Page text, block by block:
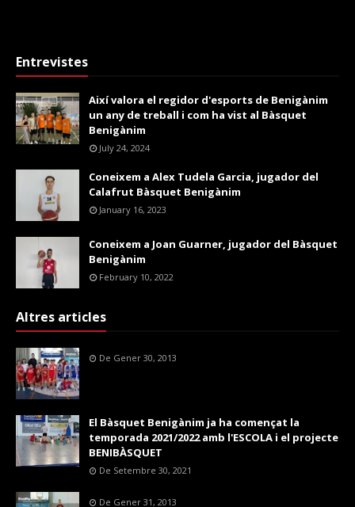
Entrevistes
Així valora el regidor d'esports de Benigànim
un any de treball i com ha vist al Bàsquet
Benigànim
July 24, 2024
Coneixem a Alex Tudela Garcia, jugador del
Calafrut Bàsquet Benigànim
January 16, 2023
Coneixem a Joan Guarner, jugador del Bàsquet
Benigànim
February 10, 2022
Altres articles
De Gener 30, 2013
El Bàsquet Benigànim ja ha començat la
temporada 2021/2022 amb l'ESCOLA i el projecte
BENIBÀSQUET
De Setembre 30, 2021
De Gener 31, 2013